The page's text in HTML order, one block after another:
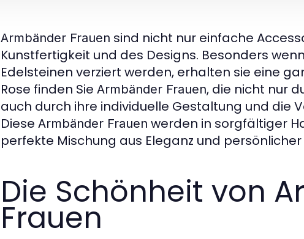
Armbänder Frauen sind nicht nur einfache
Kunstfertigkeit und des Designs. Besonders
Edelsteinen verziert werden, erhalten sie eine
Rose finden Sie Armbänder Frauen, die nicht nur
auch durch ihre individuelle Gestaltung und die
Diese Armbänder Frauen werden in sorgfältiger
perfekte Mischung aus Eleganz und
Die Schönheit von
Frauen